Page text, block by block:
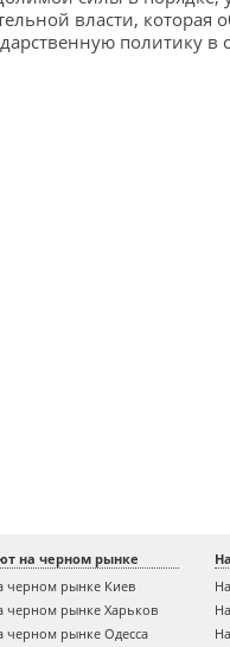
власти, которая
политику в
на черном рынке
черном рынке Киев
черном рынке Харьков
черном рынке Одесса